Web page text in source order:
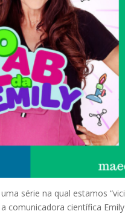
série na qual estamos
comunicadora científica